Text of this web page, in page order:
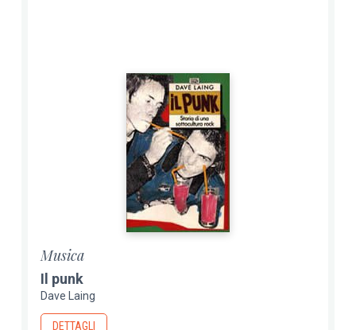
Musica
Il punk
Dave Laing
DETTAGLI